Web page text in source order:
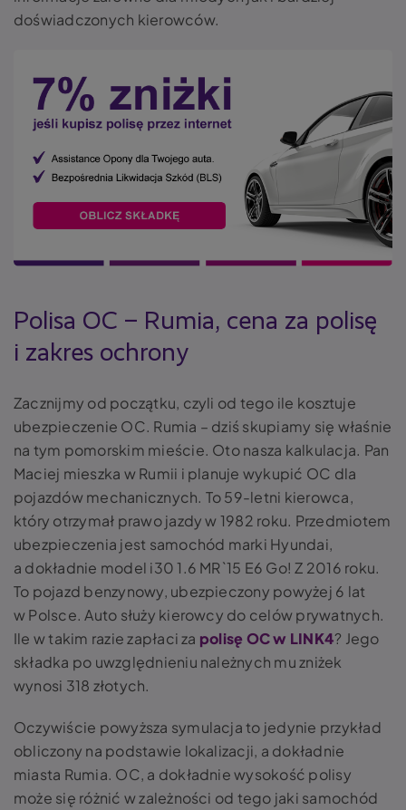
doświadczonych kierowców.
Polisa OC – Rumia, cena za polisę
i zakres ochrony
Zacznijmy od początku, czyli od tego ile kosztuje
ubezpieczenie OC. Rumia – dziś skupiamy się właśnie
na tym pomorskim mieście. Oto nasza kalkulacja. Pan
Maciej mieszka w Rumii i planuje wykupić OC dla
pojazdów mechanicznych. To 59-letni kierowca,
który otrzymał prawo jazdy w 1982 roku. Przedmiotem
ubezpieczenia jest samochód marki Hyundai,
a dokładnie model i30 1.6 MR`15 E6 Go! Z 2016 roku.
To pojazd benzynowy, ubezpieczony powyżej 6 lat
w Polsce. Auto służy kierowcy do celów prywatnych.
Ile w takim razie zapłaci za polisę OC w LINK4? Jego
składka po uwzględnieniu należnych mu zniżek
wynosi 318 złotych.
Oczywiście powyższa symulacja to jedynie przykład
obliczony na podstawie lokalizacji, a dokładnie
miasta Rumia. OC, a dokładnie wysokość polisy
może się różnić w zależności od tego jaki samochód